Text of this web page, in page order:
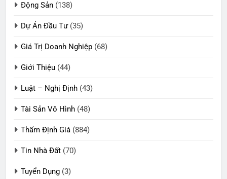
Động Sản (138)
Dự Án Đầu Tư(35)
Giá Trị Doanh Nghiệp (68)
Giới Thiệu (44)
Luật – Nghị Định (43)
Tài Sản Vô Hình (48)
Thẩm Định Giá (884)
Tin Nhà Đất (70)
Tuyển Dụng (3)